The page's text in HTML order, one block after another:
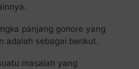
panjang gonore yang
adalah sebagai berikut.
masalah yang